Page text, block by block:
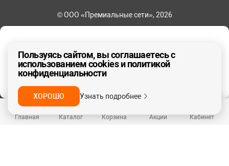
Главная Каталог Корзина Акции Кабинет
ДА, ВЕРНО
© ООО «Премиальные сети», 2026
Пользуясь сайтом, вы соглашаетесь с
использованием cookies и политикой
конфиденциальности
ХОРОШО Узнать подробнее